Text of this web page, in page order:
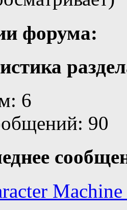
форума:
6
90